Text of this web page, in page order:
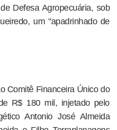
Defesa Agropecuária, sob
um "apadrinhado de
Comitê Financeira Único do
R$ 180 mil, injetado pelo
Antonio José Almeida